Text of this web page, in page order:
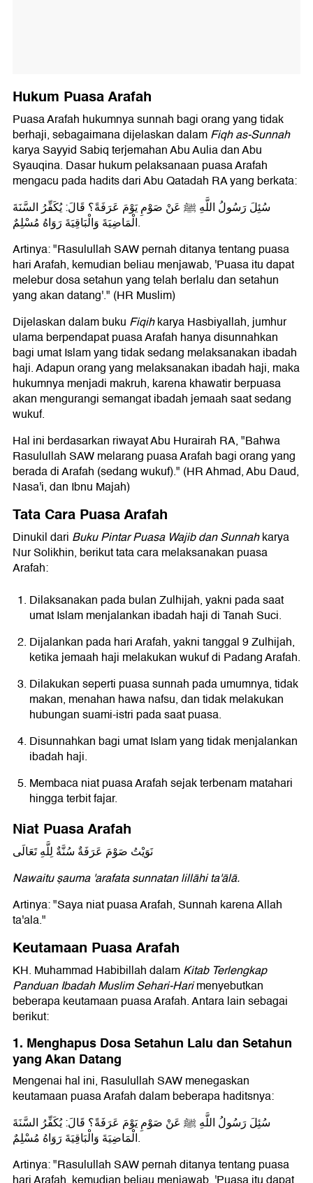
Hukum Puasa Arafah
Puasa Arafah hukumnya sunnah bagi orang yang tidak
berhaji, sebagaimana dijelaskan dalamFiqh as-Sunnah
karya Sayyid Sabiq terjemahan Abu Aulia dan Abu
Syauqina. Dasar hukum pelaksanaan puasa Arafah
mengacu pada hadits dari Abu Qatadah RA yang berkata:
سُئِلَ رَسُولُ اللَّهِ ﷺ عَنْ صَوْمِ يَوْمَ عَرَفَةً؟ قَالَ: يُكَفِّرُ السَّنَةَ
الْمَاضِيَةَ وَالْبَاقِيَةَ رَوَاهُ مُسْلِمٌ.
Artinya: "Rasulullah SAW pernah ditanya tentang puasa
hari Arafah, kemudian beliau menjawab, 'Puasa itu dapat
melebur dosa setahun yang telah berlalu dan setahun
yang akan datang'." (HR Muslim)
Dijelaskan dalam buku Fiqihkarya Hasbiyallah, jumhur
ulama berpendapat puasa Arafah hanya disunnahkan
bagi umat Islam yang tidak sedang melaksanakan ibadah
haji. Adapun orang yang melaksanakan ibadah haji, maka
hukumnya menjadi makruh, karena khawatir berpuasa
akan mengurangi semangat ibadah jemaah saat sedang
wukuf.
Hal ini berdasarkan riwayat Abu Hurairah RA, "Bahwa
Rasulullah SAW melarang puasa Arafah bagi orang yang
berada di Arafah (sedang wukuf)." (HR Ahmad, Abu Daud,
Nasa'i, dan Ibnu Majah)
Tata Cara Puasa Arafah
Dinukil dari Buku Pintar Puasa Wajib dan Sunnahkarya
Nur Solikhin, berikut tata cara melaksanakan puasa
Arafah:
Dilaksanakan pada bulan Zulhijah, yakni pada saat
umat Islam menjalankan ibadah haji di Tanah Suci.
Dijalankan pada hari Arafah, yakni tanggal 9 Zulhijah,
ketika jemaah haji melakukan wukuf di Padang Arafah.
Dilakukan seperti puasa sunnah pada umumnya, tidak
makan, menahan hawa nafsu, dan tidak melakukan
hubungan suami-istri pada saat puasa.
Disunnahkan bagi umat Islam yang tidak menjalankan
ibadah haji.
Membaca niat puasa Arafah sejak terbenam matahari
hingga terbit fajar.
Niat Puasa Arafah
نَوَيْتُ صَوْمَ عَرَفَةٌ سُنَّةٌ لِلَّهِ تَعَالَى
Nawaitu ṣauma 'arafata sunnatan lillāhi ta'ālā.
Artinya: "Saya niat puasa Arafah, Sunnah karena Allah
ta'ala."
Keutamaan Puasa Arafah
KH. Muhammad Habibillah dalamKitab Terlengkap
Panduan Ibadah Muslim Sehari-Harimenyebutkan
beberapa keutamaan puasa Arafah. Antara lain sebagai
berikut:
1. Menghapus Dosa Setahun Lalu dan Setahun
yang Akan Datang
Mengenai hal ini, Rasulullah SAW menegaskan
keutamaan puasa Arafah dalam beberapa haditsnya:
سُئِلَ رَسُولُ اللَّهِ ﷺ عَنْ صَوْمِ يَوْمَ عَرَفَةً؟ قَالَ: يُكَفِّرُ السَّنَةَ
الْمَاضِيَةَ وَالْبَاقِيَةَ رَوَاهُ مُسْلِمٌ.
Artinya: "Rasulullah SAW pernah ditanya tentang puasa